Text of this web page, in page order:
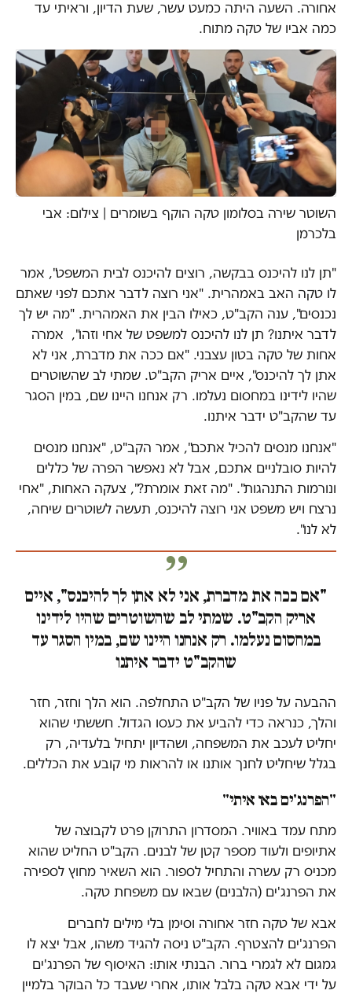
אחורה. השעה היתה כמעט עשר, שעת הדיון, וראיתי עד
כמה אביו של טקה מתוח.
השוטר שירה בסלומון טקה הוקף בשומרים | צילום: אבי
בלכרמן
"תן לנו להיכנס בבקשה, רוצים להיכנס לבית המשפט", אמר
לו טקה האב באמהרית. "אני רוצה לדבר אתכם לפני שאתם
נכנסים", ענה הקב"ט, כאילו הבין את האמהרית. "מה יש לך
לדבר איתנו? תן לנו להיכנס למשפט של אחי וזהו", אמרה
אחות של טקה בטון עצבני. "אם ככה את מדברת, אני לא
אתן לך להיכנס", איים אריק הקב"ט. שמתי לב שהשוטרים
שהיו לידינו במחסום נעלמו. רק אנחנו היינו שם, במין הסגר
עד שהקב"ט ידבר איתנו.
"אנחנו מנסים להכיל אתכם", אמר הקב"ט, "אנחנו מנסים
להיות סובלניים אתכם, אבל לא נאפשר הפרה של כללים
ונורמות התנהגות". "מה זאת אומרת?", צעקה האחות, "אחי
נרצח ויש משפט אני רוצה להיכנס, תעשה לשוטרים שיחה,
לא לנו".
"אם ככה את מדברת, אני לא אתן לך להיכנס", איים
אריק הקב"ט. שמתי לב שהשוטרים שהיו לידינו
במחסום נעלמו. רק אנחנו היינו שם, במין הסגר עד
שהקב"ט ידבר איתנו
ההבעה על פניו של הקב"ט התחלפה. הוא הלך וחזר, חזר
והלך, כנראה כדי להביע את כעסו הגדול. חששתי שהוא
יחליט לעכב את המשפחה, ושהדיון יתחיל בלעדיה, רק
בגלל שיחליט לחנך אותנו או להראות מי קובע את הכללים.
"הפרנג'ים באו איתי"
מתח עמד באוויר. המסדרון התרוקן פרט לקבוצה של
אתיופים ולעוד מספר קטן של לבנים. הקב"ט החליט שהוא
מכניס רק עשרה והתחיל לספור. הוא השאיר מחוץ לספירה
את הפרנג'ים (הלבנים) שבאו עם משפחת טקה.
אבא של טקה חזר אחורה וסימן בלי מילים לחברים
הפרנג'ים להצטרף. הקב"ט ניסה להגיד משהו, אבל יצא לו
גמגום לא לגמרי ברור. הבנתי אותו: האיסוף של הפרנג'ים
על ידי אבא טקה בלבל אותו, אחרי שעבד כל הבוקר בלמיין